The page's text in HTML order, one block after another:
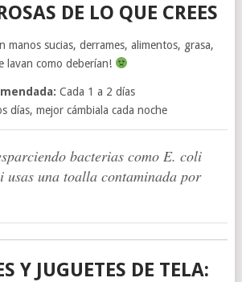
DE LO QUE CREES
manos sucias, derrames, alimentos, grasa,
lavan como deberían!
Cada 1 a 2 días
días, mejor cámbiala cada noche
bacterias como E. coli
usas una toalla contaminada por
Y JUGUETES DE TELA: